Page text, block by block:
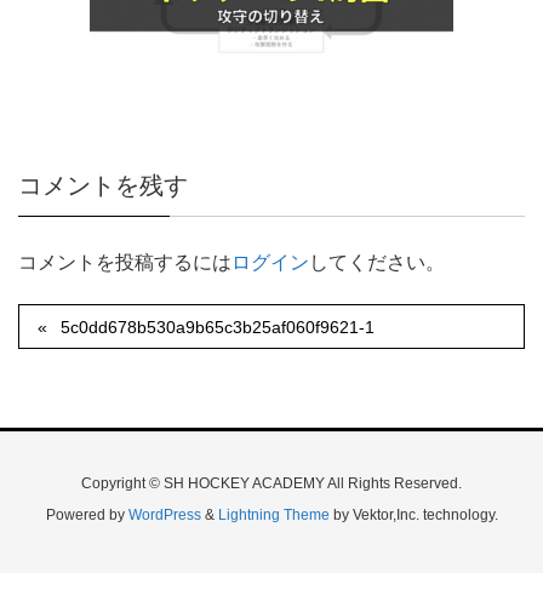
コメントを残す
コメントを投稿するには ログイン してください。
5c0dd678b530a9b65c3b25af060f9621-1
Copyright © SH HOCKEY ACADEMY All Rights Reserved.
Powered by WordPress& Lightning Theme by Vektor,Inc. technology.